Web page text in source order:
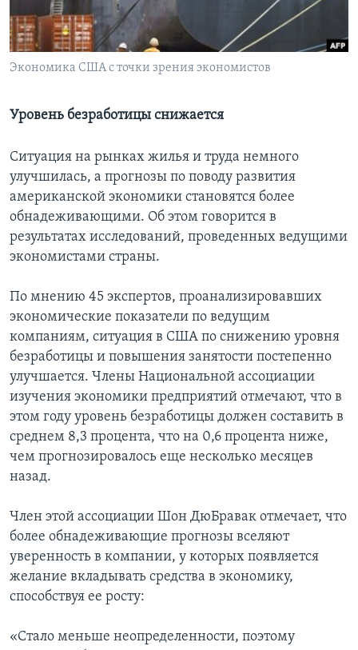
Learning English
СОЦИАЛЬНЫЕ СЕТИ
Экономика США с точки зрения экономистов
Уровень безработицы снижается
Ситуация на рынках жилья и труда немного
улучшилась, а прогнозы по поводу развития
американской экономики становятся более
обнадеживающими. Об этом говорится в
результатах исследований, проведенных ведущими
экономистами страны.
По мнению 45 экспертов, проанализировавших
экономические показатели по ведущим
компаниям, ситуация в США по снижению уровня
безработицы и повышения занятости постепенно
улучшается. Члены Национальной ассоциации
изучения экономики предприятий отмечают, что в
этом году уровень безработицы должен составить в
среднем 8,3 процента, что на 0,6 процента ниже,
чем прогнозировалось еще несколько месяцев
назад.
Член этой ассоциации Шон ДюБравак отмечает, что
более обнадеживающие прогнозы вселяют
уверенность в компании, у которых появляется
желание вкладывать средства в экономику,
способствуя ее росту:
«Стало меньше неопределенности, поэтому